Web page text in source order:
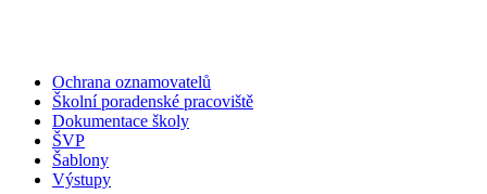
Ochrana oznamovatelů
Školní poradenské pracoviště
Dokumentace školy
ŠVP
Šablony
Výstupy